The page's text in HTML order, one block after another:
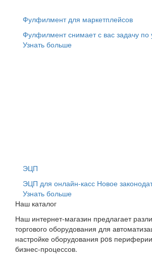
Фулфилмент для маркетплейсов
Фулфилмент снимает с вас задачу по
Узнать больше
ЭЦП
ЭЦП для онлайн-касс Новое
Узнать больше
Наш каталог
Наш интернет-магазин предлагает
торгового оборудования для
настройке оборудования pos
бизнес-процессов.